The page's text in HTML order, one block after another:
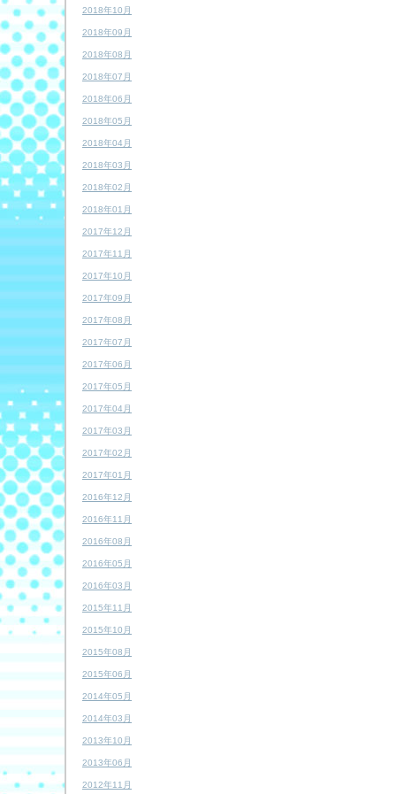
2018年10月
2018年09月
2018年08月
2018年07月
2018年06月
2018年05月
2018年04月
2018年03月
2018年02月
2018年01月
2017年12月
2017年11月
2017年10月
2017年09月
2017年08月
2017年07月
2017年06月
2017年05月
2017年04月
2017年03月
2017年02月
2017年01月
2016年12月
2016年11月
2016年08月
2016年05月
2016年03月
2015年11月
2015年10月
2015年08月
2015年06月
2014年05月
2014年03月
2013年10月
2013年06月
2012年11月